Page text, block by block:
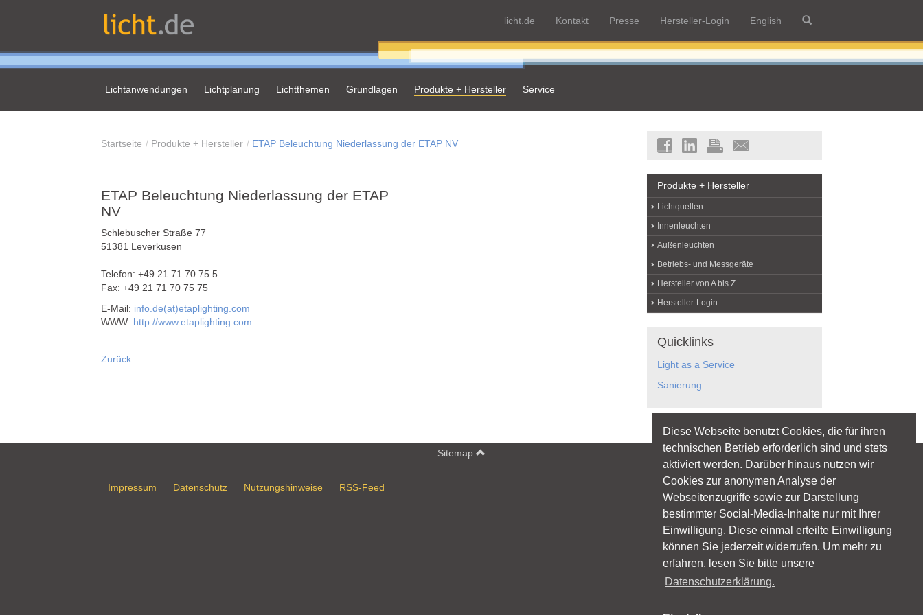
licht.de Kontakt Presse Hersteller-Login English
Lichtanwendungen Lichtplanung Lichtthemen Grundlagen Produkte + Hersteller Service
Startseite Produkte + Hersteller ETAP Beleuchtung Niederlassung der ETAP NV
ETAP Beleuchtung Niederlassung der ETAP
NV
Schlebuscher Straße 77
51381 Leverkusen
Telefon: +49 21 71 70 75 5
Fax: +49 21 71 70 75 75
E-Mail: info.de(at)etaplighting.com
WWW: http://www.etaplighting.com
Zurück
Produkte + Hersteller
Lichtquellen
Innenleuchten
Außenleuchten
Betriebs- und Messgeräte
Hersteller von A bis Z
Hersteller-Login
Quicklinks
Light as a Service
Sanierung
Sitemap
Impressum Datenschutz Nutzungshinweise RSS-Feed Folgen Sie licht.de:
Diese Webseite benutzt Cookies, die für ihren
technischen Betrieb erforderlich sind und stets
aktiviert werden. Darüber hinaus nutzen wir
Cookies zur anonymen Analyse der
Webseitenzugriffe sowie zur Darstellung
bestimmter Social-Media-Inhalte nur mit Ihrer
Einwilligung. Diese einmal erteilte Einwilligung
können Sie jederzeit widerrufen. Um mehr zu
erfahren, lesen Sie bitte unsere
Datenschutzerklärung.